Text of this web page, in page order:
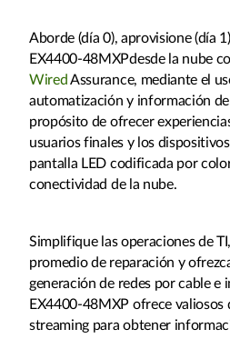
Aborde (día 0), aprovisione (día
EX4400-48MXPdesde la nube
WiredAssurance, mediante el
automatización y información de
propósito de ofrecer
usuarios finales y los
pantalla LED codificada por
conectividad de la nube.
Simplifique las operaciones de
promedio de reparación y
generación de redes por cable e
EX4400-48MXP ofrece valiosos
streaming para obtener